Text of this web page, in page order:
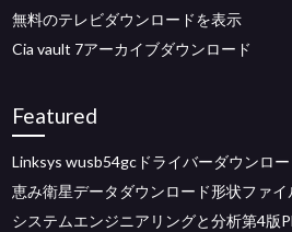
無料のテレビダウンロードを表示
Cia vault 7アーカイブダウンロード
Featured
Linksys wusb54gcドライバーダウンロー
恵み衛星データダウンロード形状ファイ
システムエンジニアリングと分析第4版